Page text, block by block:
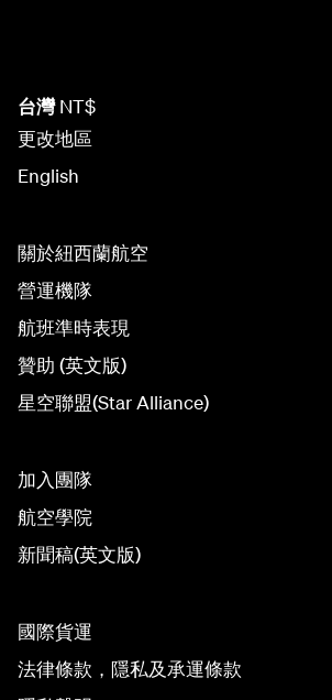
台灣NT$
更改地區
English
關於紐西蘭航空
營運機隊
航班準時表現
贊助 (英文版)
星空聯盟(Star Alliance)
加入團隊
航空學院
新聞稿(英文版)
國際貨運
法律條款，隱私及承運條款